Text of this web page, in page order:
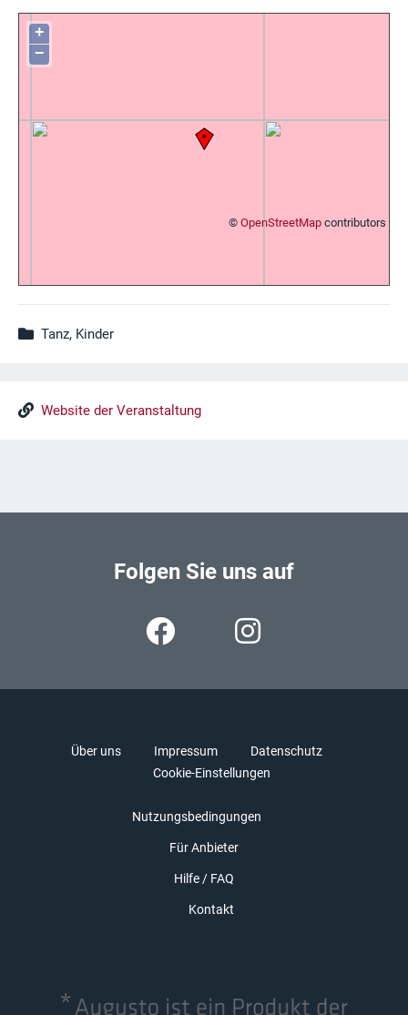
+
−
© OpenStreetMap contributors
Tanz, Kinder
Website der Veranstaltung
Folgen Sie uns auf
Über uns Impressum
Datenschutz
Cookie-Einstellungen
Nutzungsbedingungen
Für Anbieter
Hilfe / FAQ
Kontakt